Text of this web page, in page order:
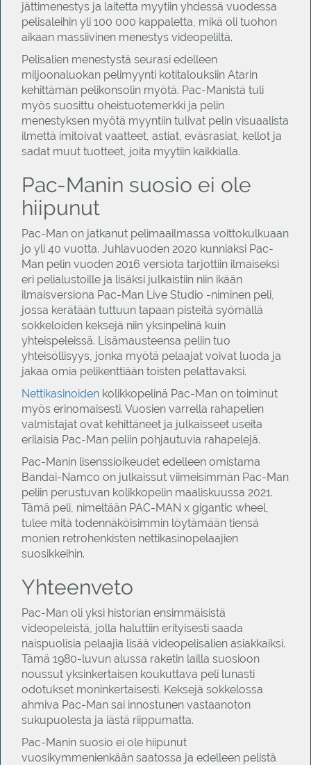
jättimenestys ja laitetta myytiin yhdessä vuodessa
pelisaleihin yli 100 000 kappaletta, mikä oli tuohon
aikaan massiivinen menestys videopeliltä.
Pelisalien menestystä seurasi edelleen
miljoonaluokan pelimyynti kotitalouksiin Atarin
kehittämän pelikonsolin myötä. Pac-Manistä tuli
myös suosittu oheistuotemerkki ja pelin
menestyksen myötä myyntiin tulivat pelin visuaalista
ilmettä imitoivat vaatteet, astiat, eväsrasiat, kellot ja
sadat muut tuotteet, joita myytiin kaikkialla.
Pac-Manin suosio ei ole
hiipunut
Pac-Man on jatkanut pelimaailmassa voittokulkuaan
jo yli 40 vuotta. Juhlavuoden 2020 kunniaksi Pac-
Man pelin vuoden 2016 versiota tarjottiin ilmaiseksi
eri pelialustoille ja lisäksi julkaistiin niin ikään
ilmaisversiona Pac-Man Live Studio -niminen peli,
jossa kerätään tuttuun tapaan pisteitä syömällä
sokkeloiden keksejä niin yksinpelinä kuin
yhteispeleissä. Lisämausteensa peliin tuo
yhteisöllisyys, jonka myötä pelaajat voivat luoda ja
jakaa omia pelikenttiään toisten pelattavaksi.
Nettikasinoiden kolikkopelinä Pac-Man on toiminut
myös erinomaisesti. Vuosien varrella rahapelien
valmistajat ovat kehittäneet ja julkaisseet useita
erilaisia Pac-Man peliin pohjautuvia rahapelejä.
Pac-Manin lisenssioikeudet edelleen omistama
Bandai-Namco on julkaissut viimeisimmän Pac-Man
peliin perustuvan kolikkopelin maaliskuussa 2021.
Tämä peli, nimeltään PAC-MAN x gigantic wheel,
tulee mitä todennäköisimmin löytämään tiensä
monien retrohenkisten nettikasinopelaajien
suosikkeihin.
Yhteenveto
Pac-Man oli yksi historian ensimmäisistä
videopeleistä, jolla haluttiin erityisesti saada
naispuolisia pelaajia lisää videopelisalien asiakkaiksi.
Tämä 1980-luvun alussa raketin lailla suosioon
noussut yksinkertaisen koukuttava peli lunasti
odotukset moninkertaisesti. Keksejä sokkelossa
ahmiva Pac-Man sai innostunen vastaanoton
sukupuolesta ja iästä riippumatta.
Pac-Manin suosio ei ole hiipunut
vuosikymmenienkään saatossa ja edelleen pelistä